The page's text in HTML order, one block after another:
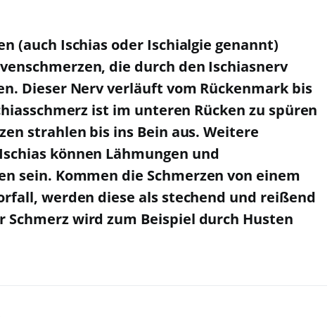
(auch Ischias oder Ischialgie genannt)
die durch den Ischiasnerv
Dieser Nerv verläuft vom Rückenmark bis
ist im unteren Rücken zu spüren
strahlen bis ins Bein aus. Weitere
können Lähmungen und
sein. Kommen die Schmerzen von einem
werden diese als stechend und reißend
Schmerz wird zum Beispiel durch Husten